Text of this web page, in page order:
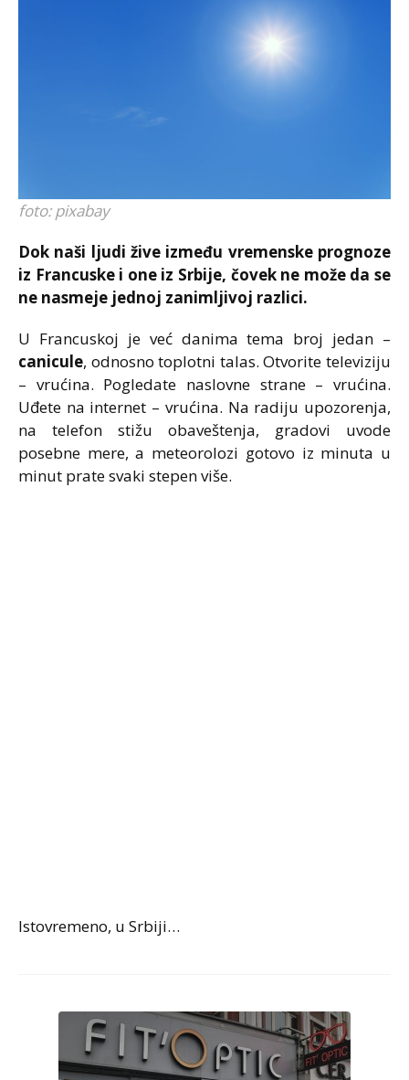
foto: pixabay
Dok naši ljudi žive između vremenske prognoze
iz Francuske i one iz Srbije, čovek ne može da se
ne nasmeje jednoj zanimljivoj razlici.
U Francuskoj je već danima tema broj jedan –
canicule, odnosno toplotni talas. Otvorite televiziju
– vrućina. Pogledate naslovne strane – vrućina.
Uđete na internet – vrućina. Na radiju upozorenja,
na telefon stižu obaveštenja, gradovi uvode
posebne mere, a meteorolozi gotovo iz minuta u
minut prate svaki stepen više.
Istovremeno, u Srbiji…